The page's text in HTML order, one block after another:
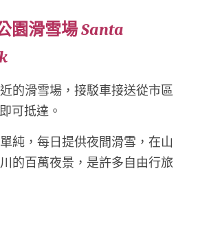
園滑雪場 Santa
的滑雪場，接駁車接送從市區
可抵達。
純，每日提供夜間滑雪，在山
的百萬夜景，是許多自由行旅